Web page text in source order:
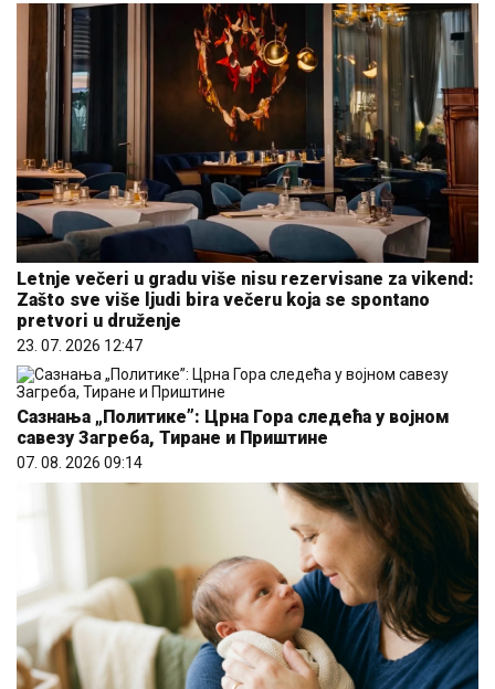
Letnje večeri u gradu više nisu rezervisane za vikend:
Zašto sve više ljudi bira večeru koja se spontano
pretvori u druženje
23. 07. 2026 12:47
Сазнања „Политике”: Црна Гора следећа у војном
савезу Загреба, Тиране и Приштине
07. 08. 2026 09:14